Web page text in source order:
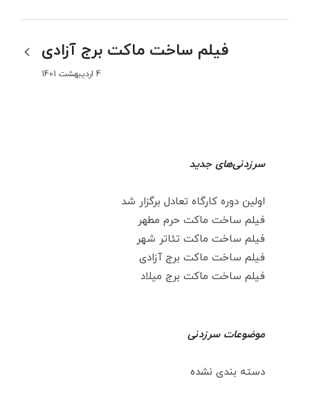
فیلم ساخت ماکت برج آزادی
4 اردیبهشت 1401
سرزدنی‌های جدید
اولین دوره کارگاه تعادل برگزار شد
فیلم ساخت ماکت حرم مطهر
فیلم ساخت ماکت تئاتر شهر
فیلم ساخت ماکت برج آزادی
فیلم ساخت ماکت برج میلاد
موضوعات سرزدنی
دسته بندی نشده